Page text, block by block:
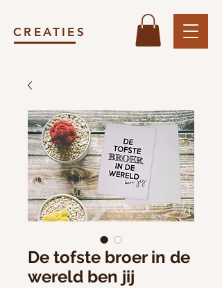
CREATIES
De tofste broer in de
wereld ben jij